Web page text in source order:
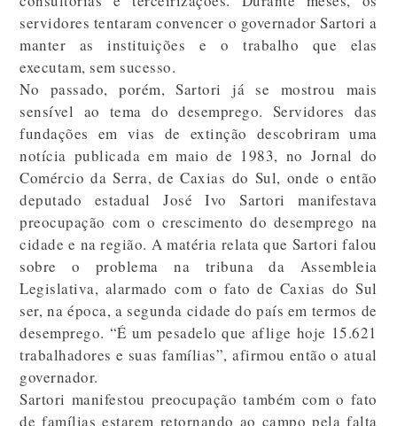
servidores tentaram convencer o governador Sartori a
manter as instituições e o trabalho que elas
executam, sem sucesso.
No passado, porém, Sartori já se mostrou mais
sensível ao tema do desemprego. Servidores das
fundações em vias de extinção descobriram uma
notícia publicada em maio de 1983, no Jornal do
Comércio da Serra, de Caxias do Sul, onde o então
deputado estadual José Ivo Sartori manifestava
preocupação com o crescimento do desemprego na
cidade e na região. A matéria relata que Sartori falou
sobre o problema na tribuna da Assembleia
Legislativa, alarmado com o fato de Caxias do Sul
ser, na época, a segunda cidade do país em termos de
desemprego. “É um pesadelo que aflige hoje 15.621
trabalhadores e suas famílias”, afirmou então o atual
governador.
Sartori manifestou preocupação também com o fato
de famílias estarem retornando ao campo pela falta